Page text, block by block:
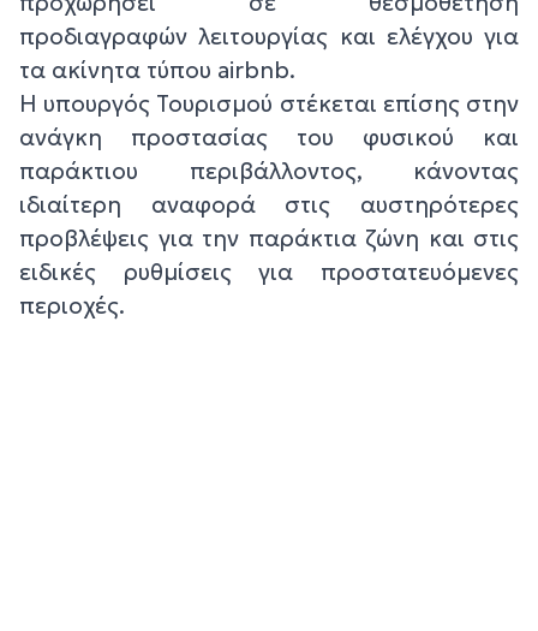
προδιαγραφών λειτουργίας και ελέγχου για
τα ακίνητα τύπου airbnb.
Η υπουργός Τουρισμού στέκεται επίσης στην
ανάγκη προστασίας του φυσικού και
παράκτιου περιβάλλοντος, κάνοντας
ιδιαίτερη αναφορά στις αυστηρότερες
προβλέψεις για την παράκτια ζώνη και στις
ειδικές ρυθμίσεις για προστατευόμενες
περιοχές.